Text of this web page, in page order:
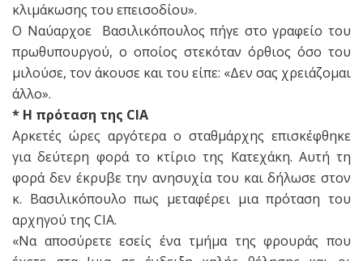
κλιμάκωσης του επεισοδίου».
Ο Ναύαρχοε Βασιλικόπουλος πήγε στο γραφείο του
πρωθυπουργού, ο οποίος στεκόταν όρθιος όσο του
μιλούσε, τον άκουσε και του είπε: «Δεν σας χρειάζομαι
άλλο».
* H πρόταση της CIA
Αρκετές ώρες αργότερα ο σταθμάρχης επισκέφθηκε
για δεύτερη φορά το κτίριο της Κατεχάκη. Αυτή τη
φορά δεν έκρυβε την ανησυχία του και δήλωσε στον
κ. Βασιλικόπουλο πως μεταφέρει μια πρόταση του
αρχηγού της CIA.
«Να αποσύρετε εσείς ένα τμήμα της φρουράς που